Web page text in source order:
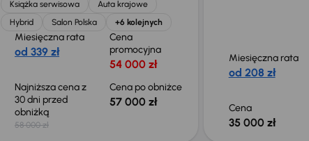
Książka serwisowa
Auta krajowe
Hybrid
Salon Polska +6 kolejnych
Miesięczna rata
od 339 zł
Cena
promocyjna
54 000 zł
Najniższa cena z
30 dni przed
obniżką
58 000 zł
Cena po obniżce
57 000 zł
Miesięczna rata
od 208 zł
Cena
35 000 zł
Taniej o 2 000 zł